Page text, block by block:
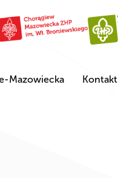
Mazowiecka Kontakt